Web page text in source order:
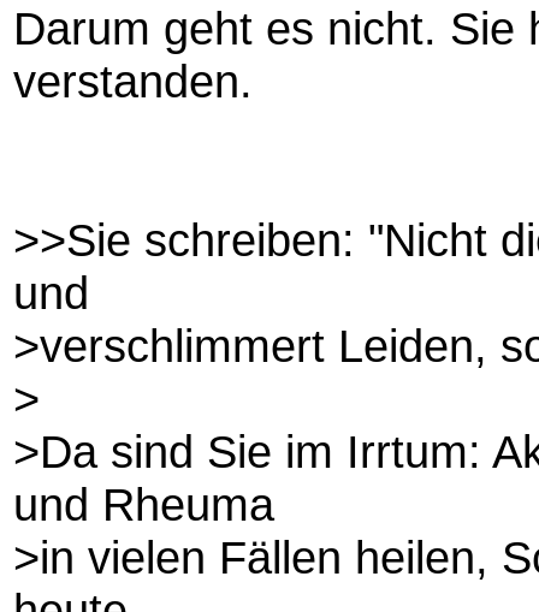
Darum geht es nicht. Sie
verstanden.
>>Sie schreiben: "Nicht
und
>verschlimmert Leiden,
>
>Da sind Sie im Irrtum:
und Rheuma
>in vielen Fällen heilen,